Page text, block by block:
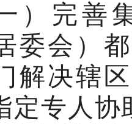
）完善
委会）
解决辖
定专人